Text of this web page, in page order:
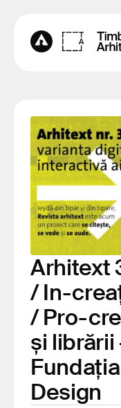
Arhitext
/ In-
/ Pro-
și librării
Design